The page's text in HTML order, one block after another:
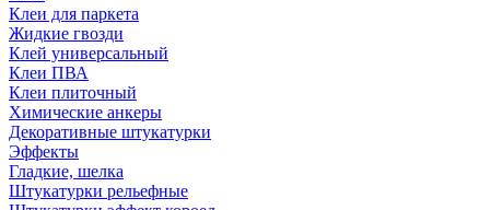
Клеи для паркета
Жидкие гвозди
Клей универсальный
Клеи ПВА
Клеи плиточный
Химические анкеры
Декоративные штукатурки
Эффекты
Гладкие, шелка
Штукатурки рельефные